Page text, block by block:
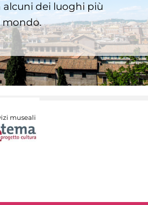
alcuni dei luoghi più
mondo.
museali